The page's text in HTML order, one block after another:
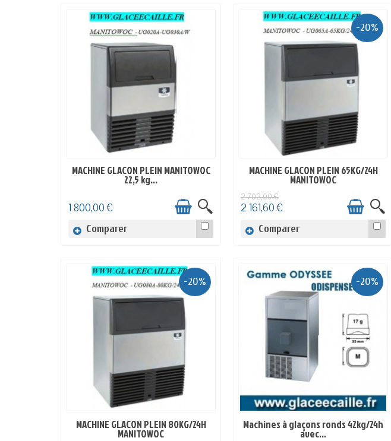
EN STOCK
MACHINE GLACON PLEIN MANITOWOC
22,5 kg...
1 800,00 €
Comparer
-20%
EN STOCK
MACHINE GLACON PLEIN 65KG/24H
MANITOWOC
2 702,00 €
2 161,60 €
Comparer
-20%
EN STOCK
MACHINE GLACON PLEIN 80KG/24H
MANITOWOC
-20%
EN STOCK
Machines à glaçons ronds 42kg/24h
avec...